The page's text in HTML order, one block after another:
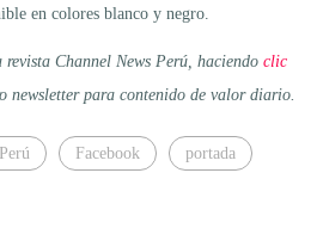
en colores blanco y negro.
Channel News Perú, haciendo clic
newsletter para contenido de valor diario.
Facebook portada